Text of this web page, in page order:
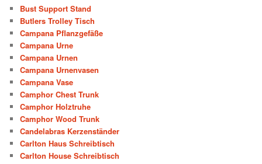
Bust Support Stand
Butlers Trolley Tisch
Campana Pflanzgefäße
Campana Urne
Campana Urnen
Campana Urnenvasen
Campana Vase
Camphor Chest Trunk
Camphor Holztruhe
Camphor Wood Trunk
Candelabras Kerzenständer
Carlton Haus Schreibtisch
Carlton House Schreibtisch